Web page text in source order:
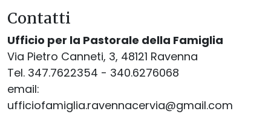
Contatti
Ufficio per la Pastorale della Famiglia
Via Pietro Canneti, 3, 48121 Ravenna
Tel. 347.7622354 - 340.6276068
email:
ufficiofamiglia.ravennacervia@gmail.com